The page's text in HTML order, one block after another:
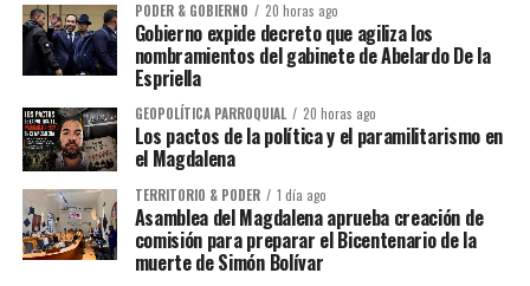
PODER & GOBIERNO 20 horas ago
Gobierno expide decreto que agiliza los
nombramientos del gabinete de Abelardo De la
Espriella
GEOPOLÍTICA PARROQUIAL 20 horas ago
Los pactos de la política y el paramilitarismo en
el Magdalena
TERRITORIO & PODER 1 día ago
Asamblea del Magdalena aprueba creación de
comisión para preparar el Bicentenario de la
muerte de Simón Bolívar